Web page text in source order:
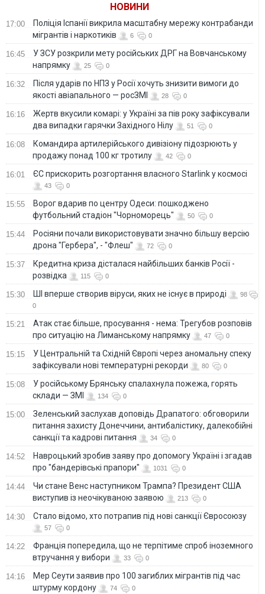
НОВИНИ
17:00
Поліція Іспанії викрила масштабну мережу контрабанди
мігрантів і наркотиків
6 0
16:45
У ЗСУ розкрили мету російських ДРГ на Вовчанському
напрямку
25 0
16:32
Після ударів по НПЗ у Росії хочуть знизити вимоги до
якості авіапального — росЗМІ
28 0
16:16
Жертв вкусили комарі: у Україні за пів року зафіксували
два випадки гарячки Західного Нілу
51 0
16:08
Командира артилерійського дивізіону підозрюють у
продажу понад 100 кг тротилу
42 0
16:01 ЄС прискорить розгортання власного Starlink у космосі
43 0
15:55
Ворог вдарив по центру Одеси: пошкоджено
футбольний стадіон "Чорноморець"
50 0
15:44
Росіяни почали використовувати значно більшу версію
дрона "Гербера", - "Флеш"
72 0
15:37
Кредитна криза дісталася найбільших банків Росії -
розвідка
115 0
15:30 ШІ вперше створив віруси, яких не існує в природі
98
0
15:21
Атак стає більше, просування - нема: Трегубов розповів
про ситуацію на Лиманському напрямку
47 0
15:15
У Центральній та Східній Європі через аномальну спеку
зафіксували нові температурні рекорди
80 0
15:08
У російському Брянську спалахнула пожежа, горять
склади — ЗМІ
134 0
15:00
Зеленський заслухав доповідь Драпатого: обговорили
питання захисту Донеччини, антибалістику, далекобійні
санкції та кадрові питання
34 0
14:52
Навроцький зробив заяву про допомогу Україні і згадав
про "бандерівські прапори"
1031 0
14:44
Чи стане Венс наступником Трампа? Президент США
виступив із неочікуваною заявою
213 0
14:30 Стало відомо, хто потрапив під нові санкції Євросоюзу
57 0
14:22
Франція попередила, що не терпітиме спроб іноземного
втручання у вибори
33 0
14:16
Мер Сеути заявив про 100 загиблих мігрантів під час
штурму кордону
74 0